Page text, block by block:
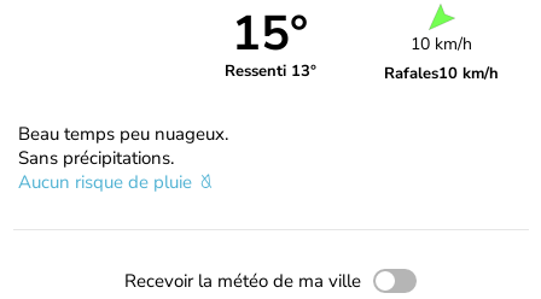
15°
Ressenti 13°
10 km/h
Rafales10 km/h
Beau temps peu nuageux.
Sans précipitations.
Aucun risque de pluie
Recevoir la météo de ma ville